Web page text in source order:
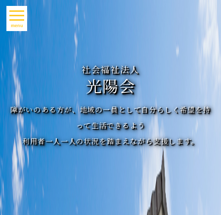
menu
社会福祉法人
光陽会
障がいのある方が、地域の一員として自分らしく希望を持
って生活できるよう
利用者一人一人の状況を踏まえながら支援します。